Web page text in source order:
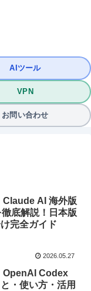
AIツール
VPN
お問い合わせ
Claude AI 海外版
底解説！日本版
完全ガイド
2026.05.27
OpenAI Codex
・使い方・活用